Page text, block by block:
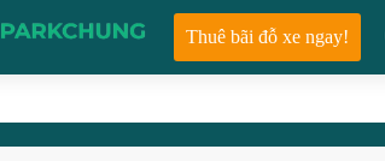
Thuê bãi đỗ xe ngay!